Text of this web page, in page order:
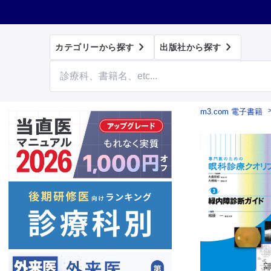
カテゴリーから探す  出版社から探す 
m3.com 電子書籍